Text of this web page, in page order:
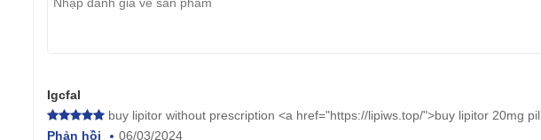
Igcfal
buy lipitor without prescription <a href="https://lipiws.top/">buy lipitor 20mg
Phản hồi
06/03/2024